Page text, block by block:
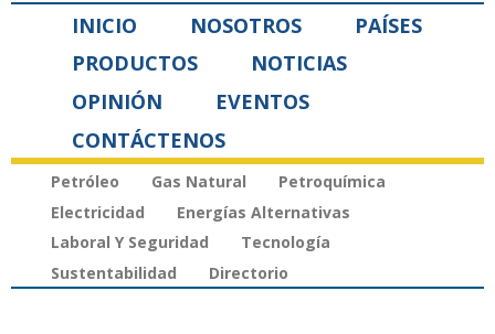
INICIO NOSOTROS
PAÍSES
PRODUCTOS
NOTICIAS
OPINIÓN
EVENTOS
CONTÁCTENOS
Petróleo Gas Natural
Petroquímica
Electricidad
Energías Alternativas
Laboral Y Seguridad
Tecnología
Sustentabilidad
Directorio